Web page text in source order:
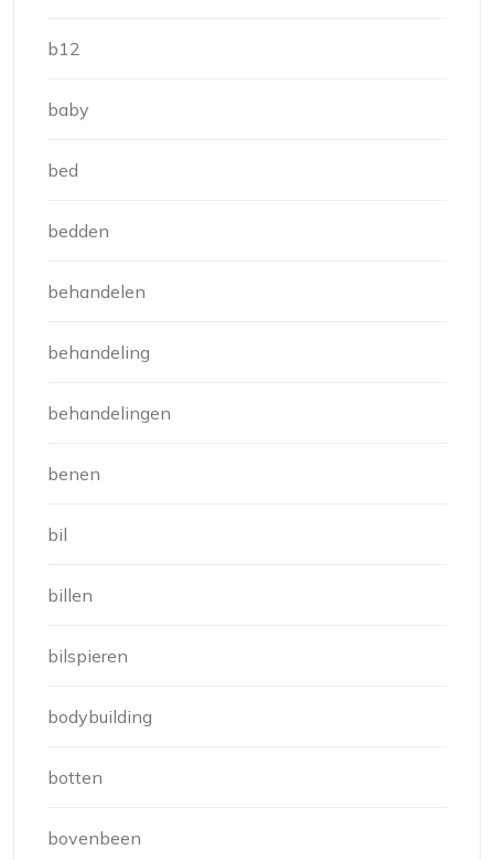
b12
baby
bed
bedden
behandelen
behandeling
behandelingen
benen
bil
billen
bilspieren
bodybuilding
botten
bovenbeen